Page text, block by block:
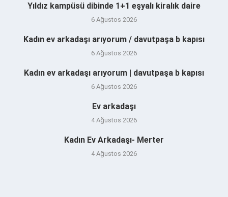
Yıldız kampüsü dibinde 1+1 eşyalı kiralık daire
6 Ağustos 2026
Kadın ev arkadaşı arıyorum / davutpaşa b kapısı
6 Ağustos 2026
Kadın ev arkadaşı arıyorum | davutpaşa b kapısı
6 Ağustos 2026
Ev arkadaşı
4 Ağustos 2026
Kadın Ev Arkadaşı- Merter
4 Ağustos 2026